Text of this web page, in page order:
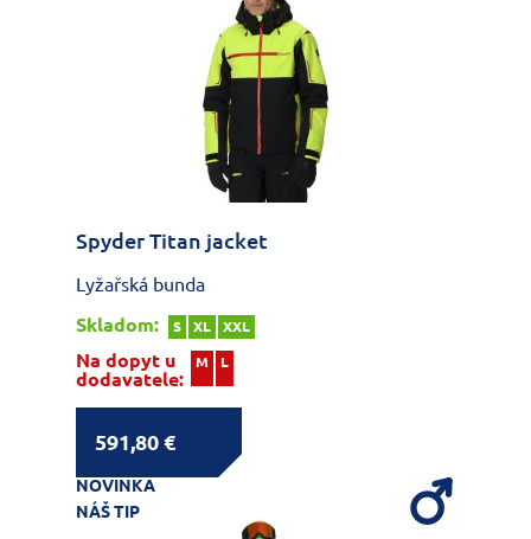
Spyder Titan jacket
Lyžařská bunda
Skladom:
S XL XXL
Na dopyt u
dodavatele:
M L
591,80 €
NOVINKA
NÁŠ TIP